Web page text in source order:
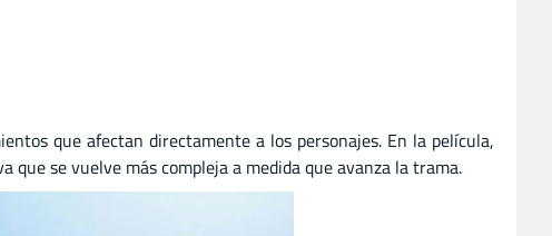
que afectan directamente a los personajes. En la película,
se vuelve más compleja a medida que avanza la trama.